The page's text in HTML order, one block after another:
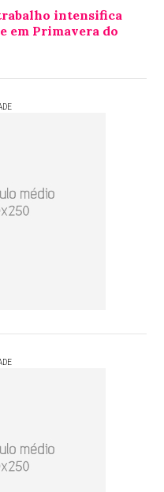
intensifica
em Primavera do